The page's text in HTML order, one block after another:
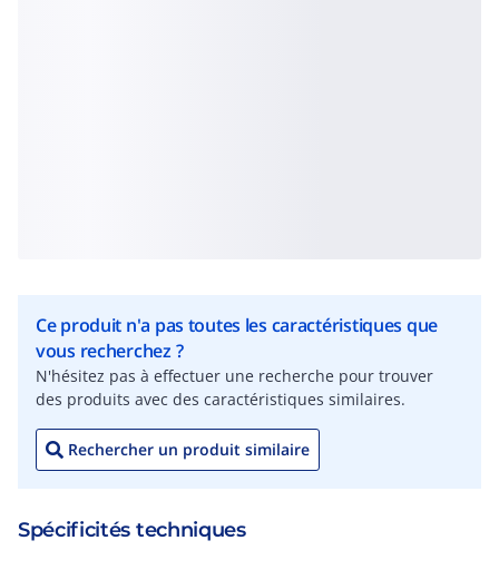
Ce produit n'a pas toutes les caractéristiques que
vous recherchez ?
N'hésitez pas à effectuer une recherche pour trouver
des produits avec des caractéristiques similaires.
Rechercher un produit similaire
Spécificités techniques